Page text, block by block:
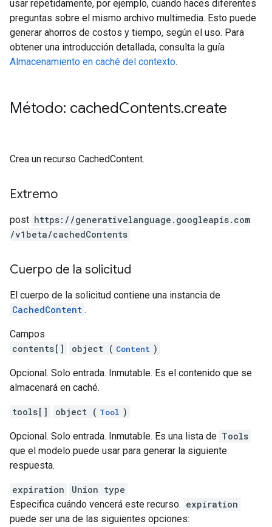
usar repetidamente, por ejemplo, cuando haces diferentes
preguntas sobre el mismo archivo multimedia. Esto puede
generar ahorros de costos y tiempo, según el uso. Para
obtener una introducción detallada, consulta la guía
Almacenamiento en caché del contexto.
Método: cachedContents.create
Crea un recurso CachedContent.
Extremo
post https: / /generativelanguage.googleapis.com
/v1beta/cachedContents
Cuerpo de la solicitud
El cuerpo de la solicitud contiene una instancia de
CachedContent .
Campos
contents[]
object ( Content )
Opcional. Solo entrada. Inmutable. Es el contenido que se
almacenará en caché.
tools[] object ( Tool )
Opcional. Solo entrada. Inmutable. Es una lista de Tools
que el modelo puede usar para generar la siguiente
respuesta.
expiration
Union type
Especifica cuándo vencerá este recurso. expiration
puede ser una de las siguientes opciones: